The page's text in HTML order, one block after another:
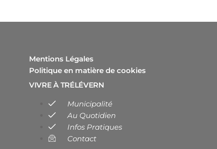
Mentions Légales
Politique en matière de cookies
VIVRE À TRÉLÉVERN
Municipalité
Au Quotidien
Infos Pratiques
Contact